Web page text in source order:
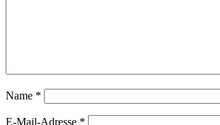
Name *
E-Mail-Adresse *